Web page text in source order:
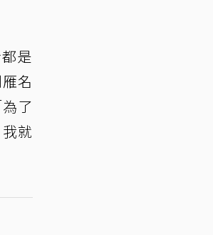
是
名
了
就